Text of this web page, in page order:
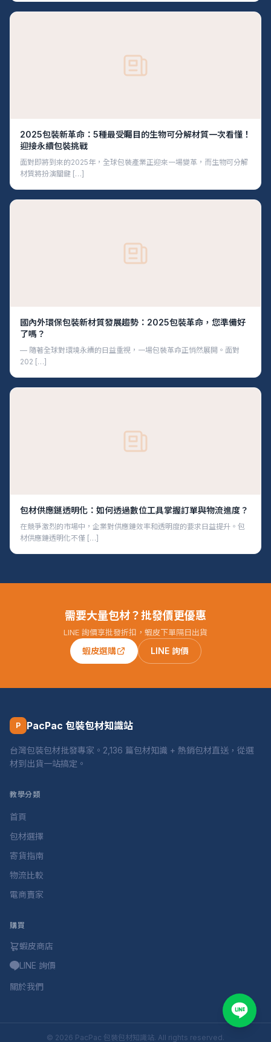
2025包裝新革命：5種最受矚目的生物可分解材質一次看懂！
迎接永續包裝挑戰
面對即將到來的2025年，全球包裝產業正迎來一場變革，而生物可分解
材質將扮演關鍵 […]
國內外環保包裝新材質發展趨勢：2025包裝革命，您準備好
了嗎？
— 隨著全球對環境永續的日益重視，一場包裝革命正悄然展開。面對
202 […]
包材供應鏈透明化：如何透過數位工具掌握訂單與物流進度？
在競爭激烈的市場中，企業對供應鏈效率和透明度的要求日益提升。包
材供應鏈透明化不僅 […]
需要大量包材？批發價更優惠
LINE 詢價享批發折扣，蝦皮下單隔日出貨
蝦皮選購 LINE 詢價
P PacPac 包裝包材知識站
台灣包裝包材批發專家。2,136 篇包材知識 + 熱銷包材直送，從選
材到出貨一站搞定。
教學分類
首頁
包材選擇
寄貨指南
物流比較
電商賣家
購買
蝦皮商店
LINE 詢價
關於我們
© 2026 PacPac 包裝包材知識站. All rights reserved.